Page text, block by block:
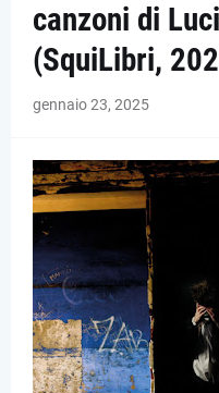
canzoni di
(SquiLibri,
gennaio 23, 2025